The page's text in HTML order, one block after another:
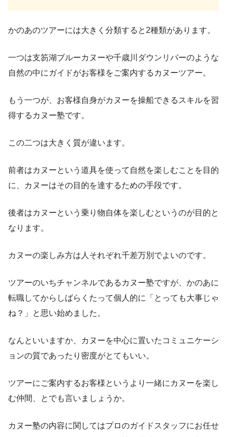
かのあのツアーには大きく分類すると2種類があります。
一つは支笏湖ブルーカヌーや千歳川ダウンリバーのような
自然の中にガイドがお客様をご案内するカヌーツアー。
もう一つが、お客様自身がカヌーを操船できるスキルを習
得するカヌー塾です。
この二つは大きく質が違います。
前者はカヌーという道具を使って自然を楽しむことを目的
に、カヌーはその目的を達するための手段です。
後者はカヌーという乗り物自体を楽しむというのが目的と
なります。
カヌーの楽しみ方は人それぞれ千差万別でよいのです。
ツアーのいちチャンネルであるカヌー塾ですが、かのあに
転職してからしばらくたって個人的に「とっても大事じゃ
ね？」と思い始めました。
なんといいますか、カヌーを中心に置いたコミュニケーシ
ョンの質であったり密度がとてもいい。
ツアーにご案内するお客様というより一緒にカヌーを楽し
む仲間、とでも言いましょうか。
カヌー塾の内容に関してはプロのガイドスタッフにお任せ